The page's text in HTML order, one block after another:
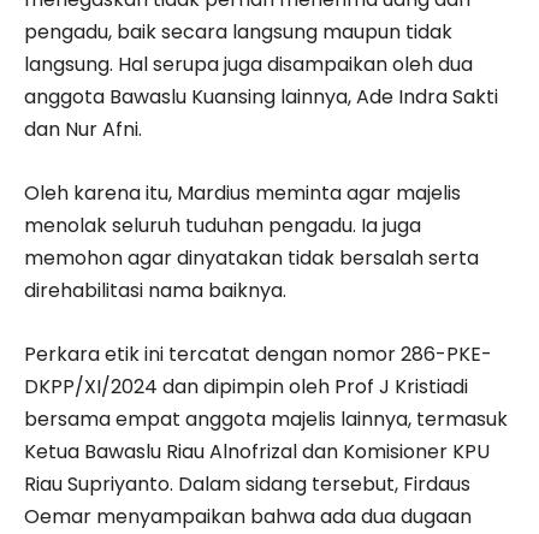
pengadu, baik secara langsung maupun tidak
langsung. Hal serupa juga disampaikan oleh dua
anggota Bawaslu Kuansing lainnya, Ade Indra Sakti
dan Nur Afni.
Oleh karena itu, Mardius meminta agar majelis
menolak seluruh tuduhan pengadu. Ia juga
memohon agar dinyatakan tidak bersalah serta
direhabilitasi nama baiknya.
Perkara etik ini tercatat dengan nomor 286-PKE-
DKPP/XI/2024 dan dipimpin oleh Prof J Kristiadi
bersama empat anggota majelis lainnya, termasuk
Ketua Bawaslu Riau Alnofrizal dan Komisioner KPU
Riau Supriyanto. Dalam sidang tersebut, Firdaus
Oemar menyampaikan bahwa ada dua dugaan